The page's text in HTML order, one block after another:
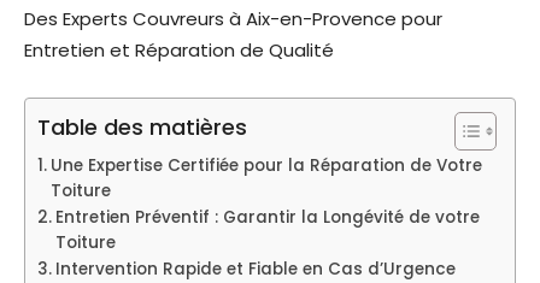
Des Experts Couvreurs à Aix-en-Provence pour
Entretien et Réparation de Qualité
Table des matières
Une Expertise Certifiée pour la Réparation de Votre
Toiture
Entretien Préventif : Garantir la Longévité de votre
Toiture
Intervention Rapide et Fiable en Cas d’Urgence